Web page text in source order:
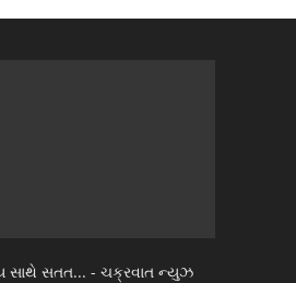
સાથે સતત... - ચક્રવાત ન્યુઝ